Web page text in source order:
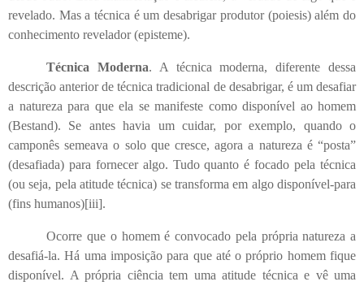
revelado. Mas a técnica é um desabrigar produtor (poiesis) além do
conhecimento revelador (episteme).
Técnica Moderna. A técnica moderna, diferente dessa
descrição anterior de técnica tradicional de desabrigar, é um desafiar
a natureza para que ela se manifeste como disponível ao homem
(Bestand). Se antes havia um cuidar, por exemplo, quando o
camponês semeava o solo que cresce, agora a natureza é “posta”
(desafiada) para fornecer algo. Tudo quanto é focado pela técnica
(ou seja, pela atitude técnica) se transforma em algo disponível-para
(fins humanos)[iii].
Ocorre que o homem é convocado pela própria natureza a
desafiá-la. Há uma imposição para que até o próprio homem fique
disponível. A própria ciência tem uma atitude técnica e vê uma